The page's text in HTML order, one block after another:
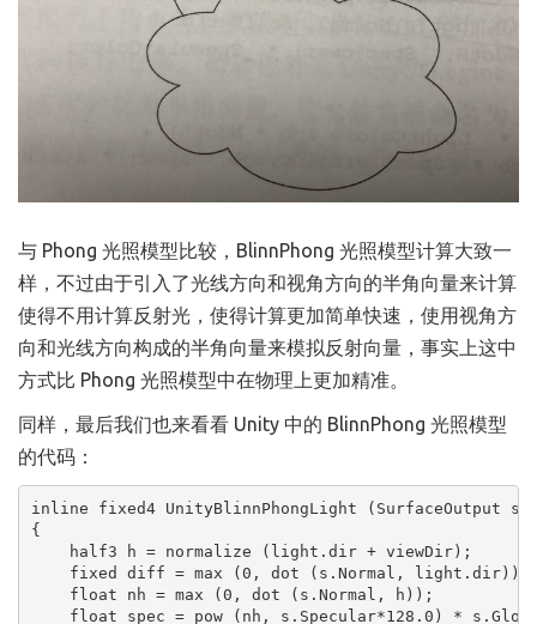
与 Phong 光照模型比较，BlinnPhong 光照模型计算大致一
样，不过由于引入了光线方向和视角方向的半角向量来计算
使得不用计算反射光，使得计算更加简单快速，使用视角方
向和光线方向构成的半角向量来模拟反射向量，事实上这中
方式比 Phong 光照模型中在物理上更加精准。
同样，最后我们也来看看 Unity 中的 BlinnPhong 光照模型
的代码：
inline fixed4 UnityBlinnPhongLight (SurfaceOutput
{
    half3 h = normalize (light.dir + viewDir);
    fixed diff = max (0, dot (s.Normal, light.dir));
    float nh = max (0, dot (s.Normal, h));
float spec = pow (nh, s.Specular*128.0) *